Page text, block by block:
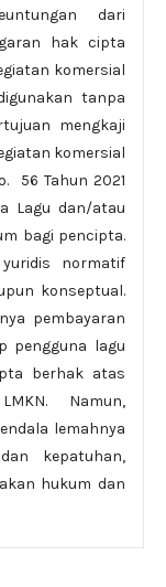
dari
hak cipta
komersial
tanpa
mengkaji
komersial
56 Tahun 2021
Lagu dan/atau
bagi pencipta.
normatif
konseptual.
pembayaran
pengguna lagu
berhak atas
Namun,
lemahnya
kepatuhan,
hukum dan